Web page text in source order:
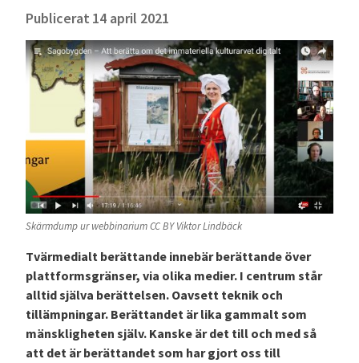
Publicerat 14 april 2021
Skärmdump ur webbinarium CC BY Viktor Lindbäck
Tvärmedialt berättande innebär berättande över
plattformsgränser, via olika medier. I centrum står
alltid själva berättelsen. Oavsett teknik och
tillämpningar. Berättandet är lika gammalt som
mänskligheten själv. Kanske är det till och med så
att det är berättandet som har gjort oss till